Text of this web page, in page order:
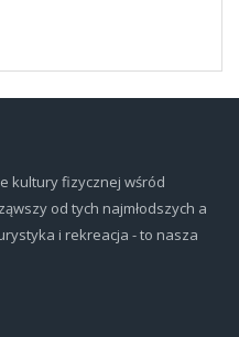
kultury fizycznej wśród
od tych najmłodszych a
i rekreacja - to nasza